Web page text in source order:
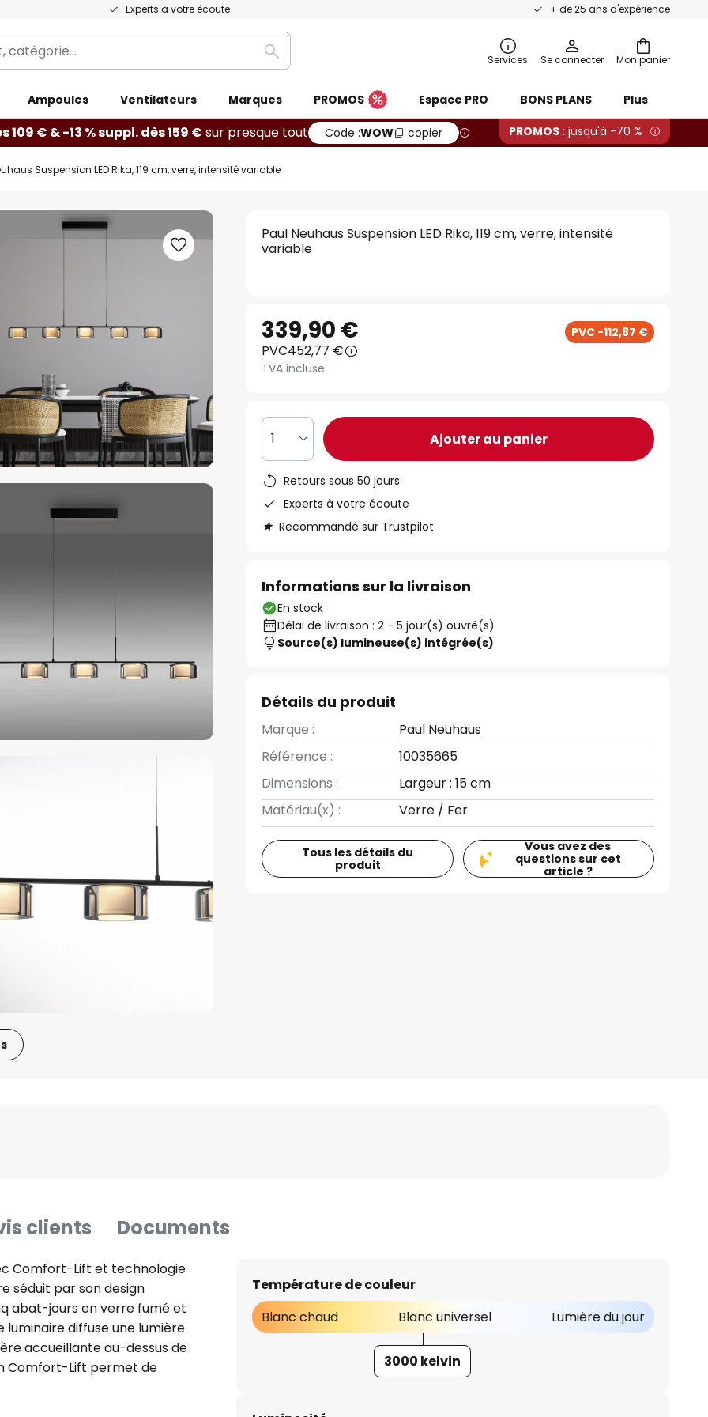
Experts à votre écoute + de 25 ans d'expérience
Mon panier
Rechercher Services Se connecter
Ampoules Ventilateurs Marques PROMOS Espace PRO BONS PLANS Plus
109 € & -13 % suppl. dès 159 € sur presque tout Code :WOW copier PROMOS : jusqu'à -70 %
Suspension LED Rika, 119 cm, verre, intensité variable
Paul Neuhaus Suspension LED Rika, 119 cm, verre, intensité
variable
339,90 € PVC -112,87 €
PVC452,77 €
TVA incluse
1 Ajouter au panier
Retours sous 50 jours
Experts à votre écoute
Recommandé sur Trustpilot
Informations sur la livraison
En stock
Délai de livraison : 2 - 5 jour(s) ouvré(s)
Source(s) lumineuse(s) intégrée(s)
Détails du produit
Marque :
Paul Neuhaus
Référence :
10035665
Dimensions :
Largeur : 15 cm
Matériau(x) :
Verre / Fer
Tous les détails du
produit
Vous avez des
questions sur cet
article ?
clients Documents
Comfort-Lift et technologie
séduit par son design
abat-jours en verre fumé et
luminaire diffuse une lumière
accueillante au-dessus de
Comfort-Lift permet de
au mécanisme intégré dans
Température de couleur
Blanc chaud
Blanc universel Lumière du jour
3000 kelvin